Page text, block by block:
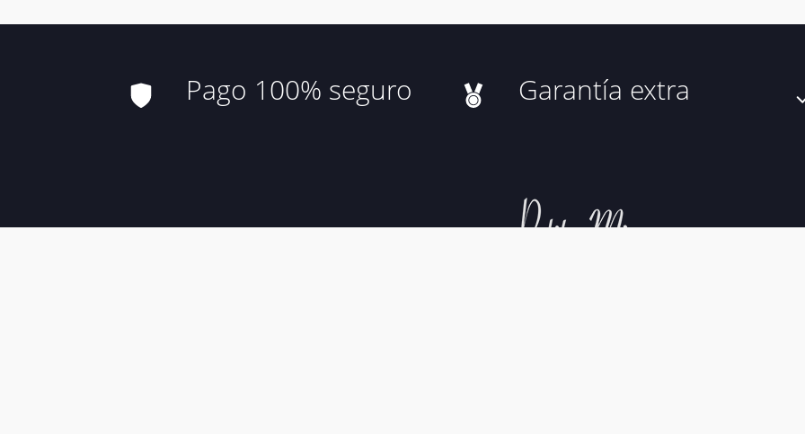
Pago 100% seguro Garantía extra